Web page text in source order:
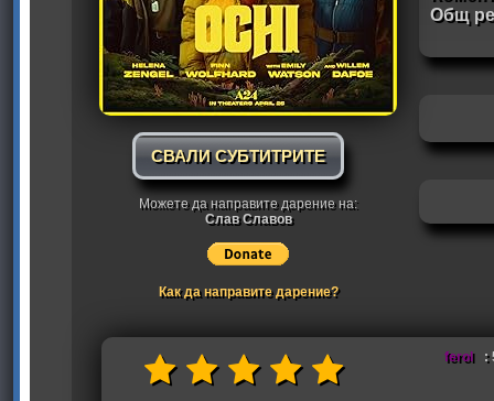
СВАЛИ СУБТИТРИТЕ
Можете да направите дарение на:
Слав Славов
Как да направите дарение?
Общ
ferol :